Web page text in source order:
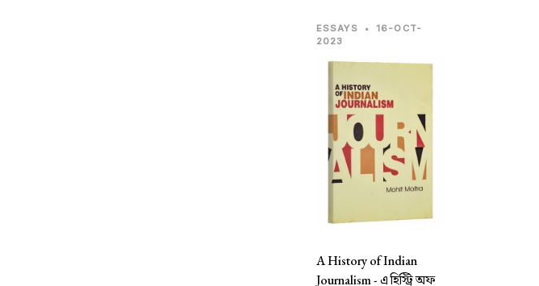
ESSAYS •
16-OCT-
2023
A History of Indian
Journalism -এ হিস্ট্রি অফ